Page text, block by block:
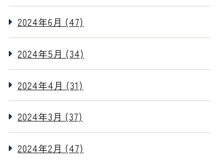
2024年6月 (47)
2024年5月 (34)
2024年4月 (31)
2024年3月 (37)
2024年2月 (47)